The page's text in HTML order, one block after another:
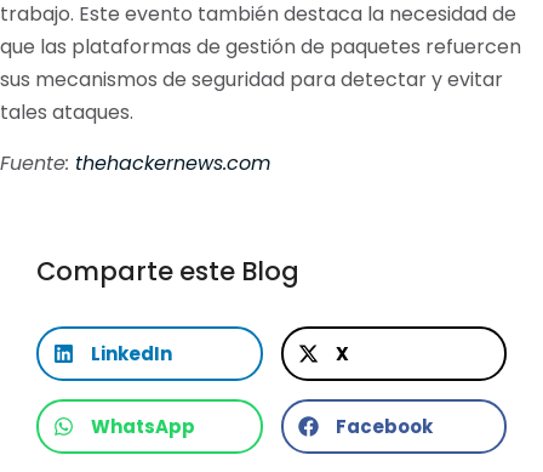
trabajo. Este evento también destaca la necesidad de
que las plataformas de gestión de paquetes refuercen
sus mecanismos de seguridad para detectar y evitar
tales ataques.
Fuente: thehackernews.com
Comparte este Blog
LinkedIn X
WhatsApp Facebook